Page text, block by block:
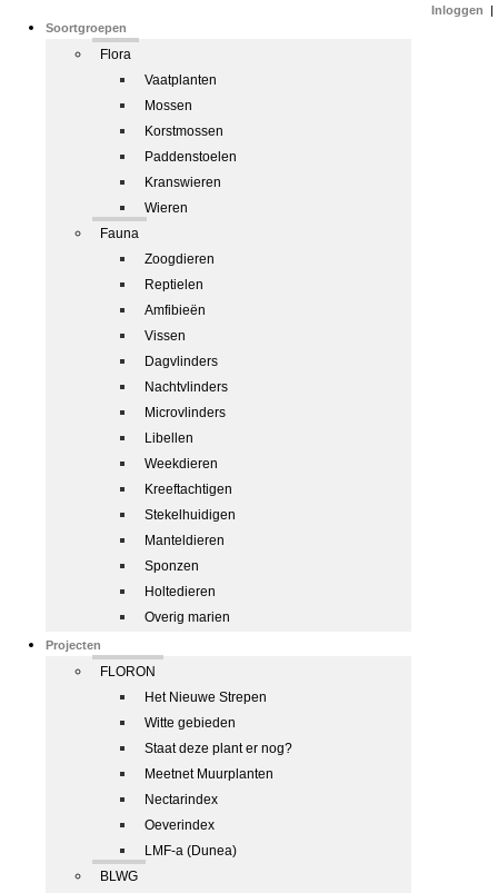
Soortgroepen
Flora
Vaatplanten
Mossen
Korstmossen
Paddenstoelen
Kranswieren
Wieren
Fauna
Zoogdieren
Reptielen
Amfibieën
Vissen
Dagvlinders
Nachtvlinders
Microvlinders
Libellen
Weekdieren
Kreeftachtigen
Stekelhuidigen
Manteldieren
Sponzen
Holtedieren
Overig marien
Projecten
FLORON
Het Nieuwe Strepen
Witte gebieden
Staat deze plant er nog?
Meetnet Muurplanten
Nectarindex
Oeverindex
LMF-a (Dunea)
BLWG
Inloggen |